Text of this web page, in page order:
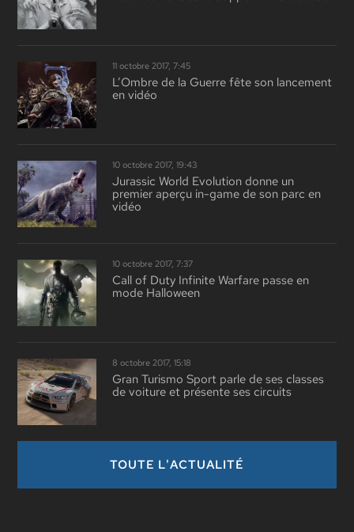
11 octobre 2017, 7:45
L’Ombre de la Guerre fête son lancement
en vidéo
10 octobre 2017, 19:43
Jurassic World Evolution donne un
premier aperçu in-game de son parc en
vidéo
10 octobre 2017, 7:37
Call of Duty Infinite Warfare passe en
mode Halloween
8 octobre 2017, 15:18
Gran Turismo Sport parle de ses classes
de voiture et présente ses circuits
TOUTE L'ACTUALITÉ